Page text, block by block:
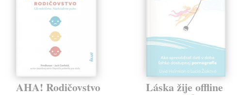
AHA! Rodičovstvo Láska žije offline